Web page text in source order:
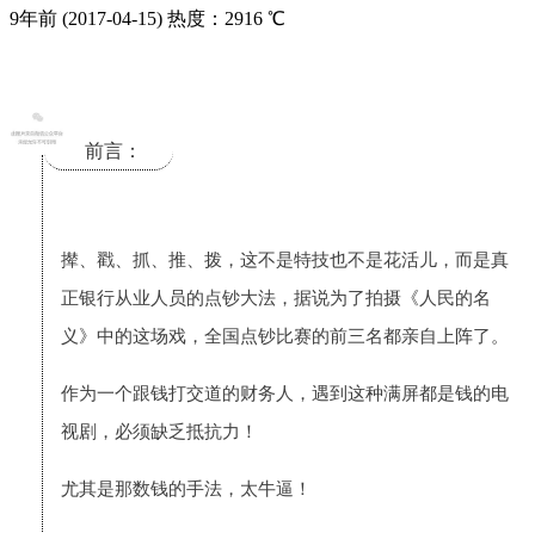
9年前 (2017-04-15) 热度：2916 ℃
前言：
撵、戳、抓、推、拨，这不是特技也不是花活儿，而是真
正银行从业人员的点钞大法，据说为了拍摄《人民的名
义》中的这场戏，全国点钞比赛的前三名都亲自上阵了。
作为一个跟钱打交道的财务人，遇到这种满屏都是钱的电
视剧，必须缺乏抵抗力！
尤其是那数钱的手法，太牛逼！